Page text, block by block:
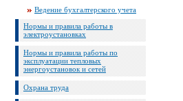
Ведение бухгалтерского учета
Нормы и правила работы в
электроустановках
Нормы и правила работы по
эксплуатации тепловых
энергоустановок и сетей
Охрана труда